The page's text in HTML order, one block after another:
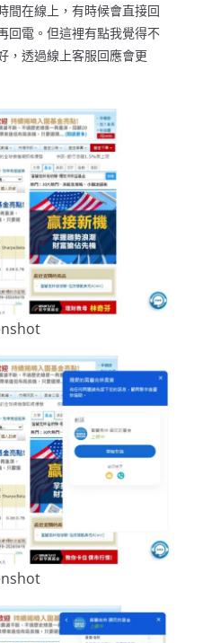
間在線上，有時候會直接回
回電。但這裡有點我覺得不
，透過線上客服回應會更